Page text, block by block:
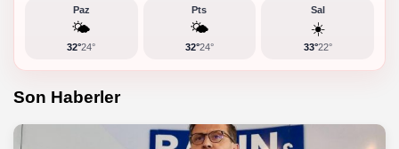
Paz
🌤️
32°24°
Pts
🌤️
32°24°
Sal
☀️
33°22°
Son Haberler